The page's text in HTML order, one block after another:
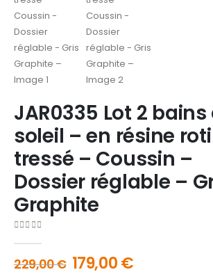
JAR0335 Lot 2 bains
soleil – en résine
tressé – Coussin –
Dossier réglable –
Graphite
229,00€ 179,00€